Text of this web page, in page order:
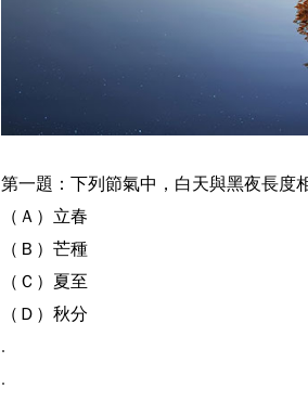
第一題：下列節氣中，白天與黑夜長度
（Ａ）立春
（Ｂ）芒種
（Ｃ）夏至
（Ｄ）秋分
.
.